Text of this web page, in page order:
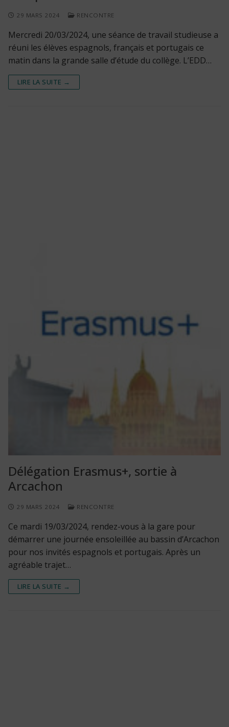
29 MARS 2024 RENCONTRE
Mercredi 20/03/2024, une séance de travail studieuse a
réuni les élèves espagnols, français et portugais ce
matin dans la grande salle d’étude du collège. L’EDD…
LIRE LA SUITE →
Délégation Erasmus+, sortie à
Arcachon
29 MARS 2024 RENCONTRE
Ce mardi 19/03/2024, rendez-vous à la gare pour
démarrer une journée ensoleillée au bassin d’Arcachon
pour nos invités espagnols et portugais. Après un
agréable trajet…
LIRE LA SUITE →